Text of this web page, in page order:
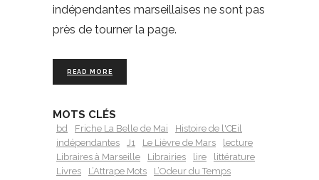
indépendantes marseillaises ne sont pas
près de tourner la page.
READ MORE
MOTS CLÉS
bd Friche La Belle de Mai
Histoire de l'Œil
indépendantes
J1 Le Lièvre de Mars
lecture
Libraires à Marseille
Librairies lire
littérature
Livres
L’Attrape Mots
L’Odeur du Temps